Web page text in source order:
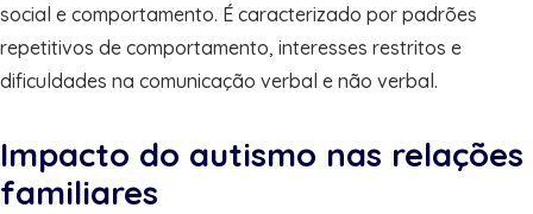
social e comportamento. É caracterizado por padrões
repetitivos de comportamento, interesses restritos e
dificuldades na comunicação verbal e não verbal.
Impacto do autismo nas relações
familiares